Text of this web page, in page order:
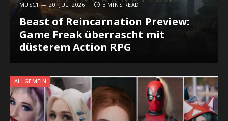
MUSC1 20. JULI 2026 3 MINS READ
Beast of Reincarnation Preview:
Game Freak überrascht mit
düsterem Action RPG
ALLGEMEIN